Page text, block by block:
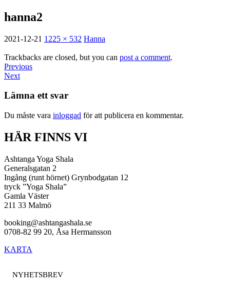
hanna2
2021-12-21 1225 × 532 Hanna
Trackbacks are closed, but you can post a comment.
Previous
Next
Lämna ett svar
Du måste vara inloggad för att publicera en kommentar.
HÄR FINNS VI
Ashtanga Yoga Shala
Generalsgatan 2
Ingång (runt hörnet) Grynbodgatan 12
tryck ”Yoga Shala”
Gamla Väster
211 33 Malmö
booking@ashtangashala.se
0708-82 99 20, Åsa Hermansson
KARTA
NYHETSBREV